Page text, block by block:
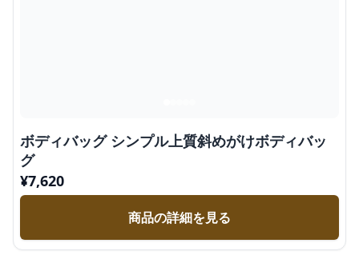
ボディバッグ シンプル上質斜めがけボディバッ
グ
¥7,620
商品の詳細を見る